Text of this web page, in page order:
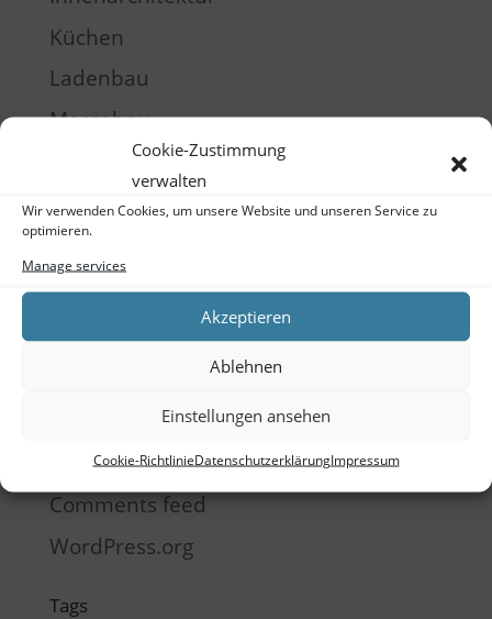
Cookie-Zustimmung
verwalten
Wir verwenden Cookies, um unsere Website und unseren Service zu
optimieren.
Manage services
Akzeptieren
Ablehnen
Einstellungen ansehen
Cookie-RichtlinieDatenschutzerklärungImpressum
Küchen
Ladenbau
Messebau
Produktentwicklung
Raumgestaltung
Schulung
Entries feed
Comments feed
WordPress.org
Tags